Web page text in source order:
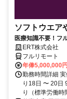
ソフトウエア
医療知識不要！フ
ERT株式会社
フルリモート
年俸5,000,000
勤務時間詳細
り18日 〜 20日
り（標準労働時